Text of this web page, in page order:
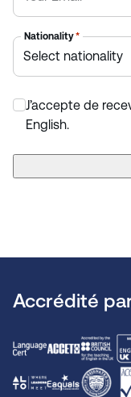
Nationality*
J’accepte de
English.
Accrédité